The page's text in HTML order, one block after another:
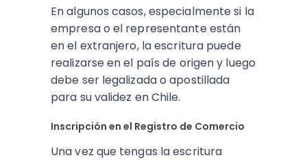
En algunos casos, especialmente si la
empresa o el representante están
en el extranjero, la escritura puede
realizarse en el país de origen y luego
debe ser legalizada o apostillada
para su validez en Chile​.
Inscripción en el Registro de Comercio
Una vez que tengas la escritura